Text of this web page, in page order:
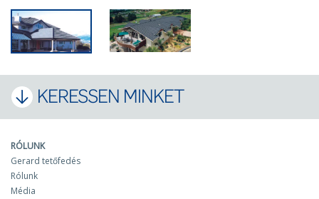
KERESSEN MINKET
RÓLUNK
Gerard tetőfedés
Rólunk
Média